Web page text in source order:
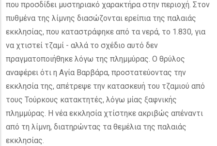
που προσδίδει μυστηριακό χαρακτήρα στην περιοχή. Στον
πυθμένα της λίμνης διασώζονται ερείπια της παλαιάς
εκκλησίας, που καταστράφηκε από τα νερά, το 1.830, για
να χτιστεί τζαμί - αλλά το σχέδιο αυτό δεν
πραγματοποιήθηκε λόγω της πλημμύρας. Ο θρύλος
αναφέρει ότι η Αγία Βαρβάρα, προστατεύοντας την
εκκλησία της, απέτρεψε την κατασκευή του τζαμιού από
τους Τούρκους κατακτητές, λόγω μίας ξαφνικής
πλημμύρας. Η νέα εκκλησία χτίστηκε ακριβώς απέναντι
από τη λίμνη, διατηρώντας τα θεμέλια της παλαιάς
εκκλησίας.